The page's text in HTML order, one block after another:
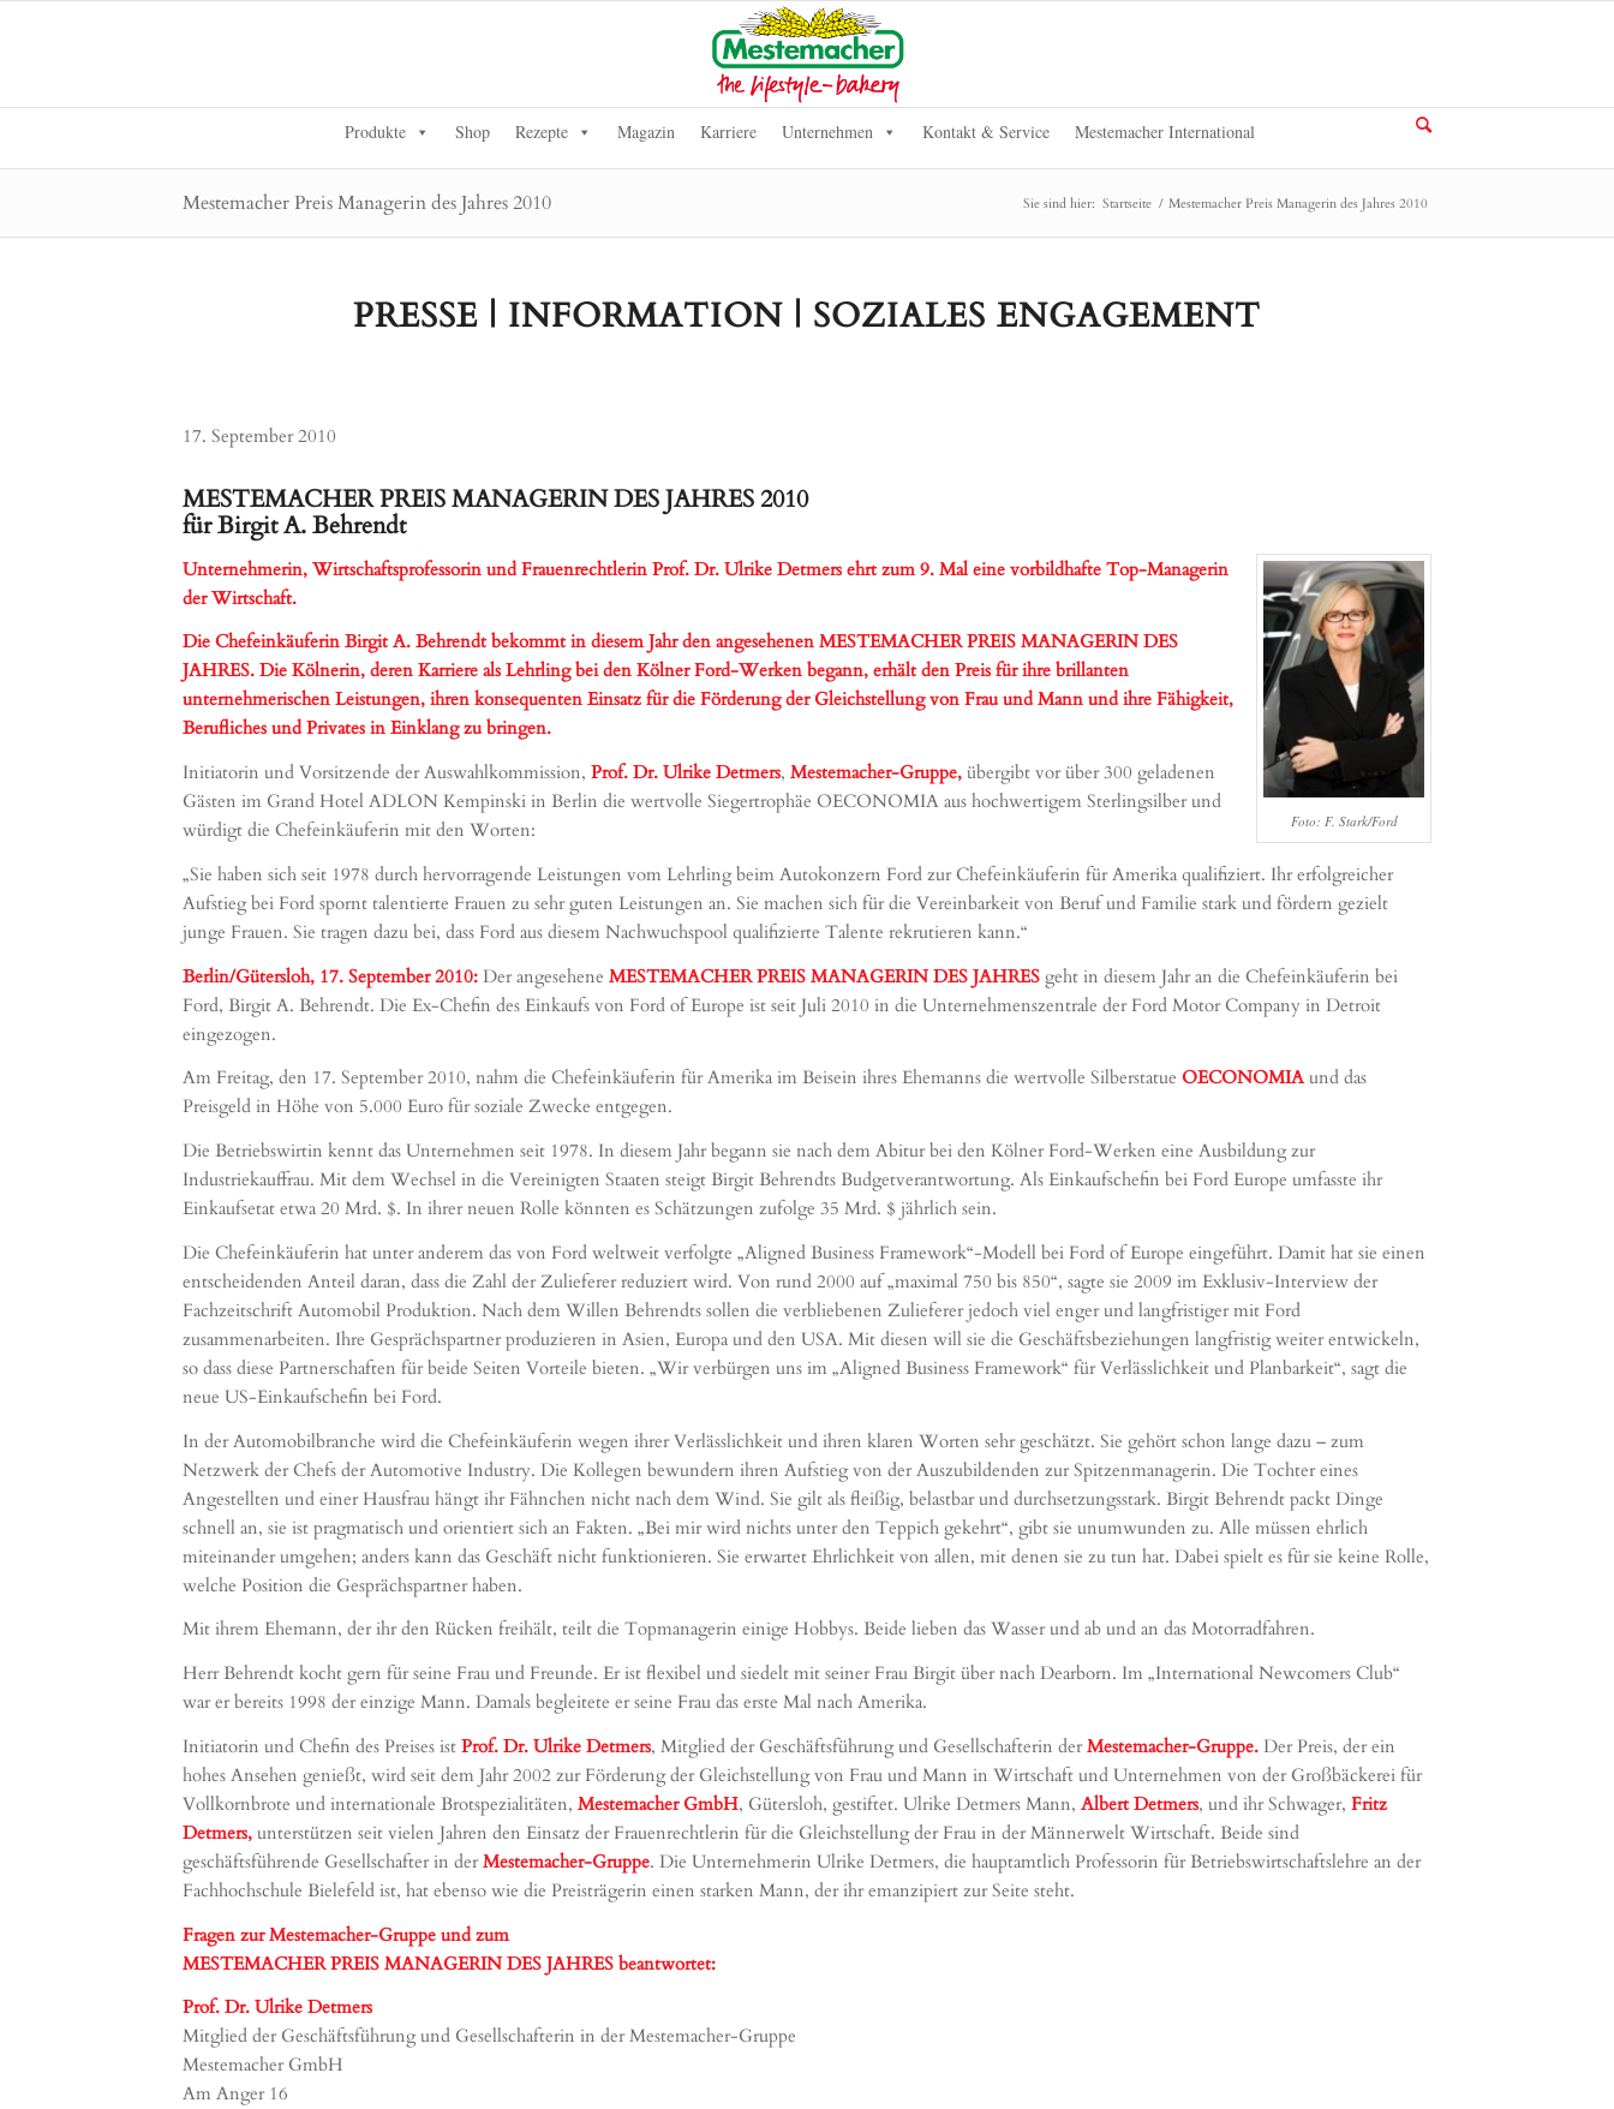
Produkte Shop Rezepte Magazin Karriere Unternehmen Kontakt & Service Mestemacher International
Mestemacher Preis Managerin des Jahres 2010 Sie sind hier: Startseite / Mestemacher Preis Managerin des Jahres 2010
PRESSE | INFORMATION | SOZIALES ENGAGEMENT
17. September 2010
MESTEMACHER PREIS MANAGERIN DES JAHRES 2010
für Birgit A. Behrendt
Foto: F. Stark/Ford
Unternehmerin, Wirtschaftsprofessorin und Frauenrechtlerin Prof. Dr. Ulrike Detmers ehrt zum 9. Mal eine vorbildhafte Top-Managerin
der Wirtschaft.
Die Chefeinkäuferin Birgit A. Behrendt bekommt in diesem Jahr den angesehenen MESTEMACHER PREIS MANAGERIN DES
JAHRES. Die Kölnerin, deren Karriere als Lehrling bei den Kölner Ford-Werken begann, erhält den Preis für ihre brillanten
unternehmerischen Leistungen, ihren konsequenten Einsatz für die Förderung der Gleichstellung von Frau und Mann und ihre Fähigkeit,
Berufliches und Privates in Einklang zu bringen.
Initiatorin und Vorsitzende der Auswahlkommission, Prof. Dr. Ulrike Detmers, Mestemacher-Gruppe, übergibt vor über 300 geladenen
Gästen im Grand Hotel ADLON Kempinski in Berlin die wertvolle Siegertrophäe OECONOMIA aus hochwertigem Sterlingsilber und
würdigt die Chefeinkäuferin mit den Worten:
„Sie haben sich seit 1978 durch hervorragende Leistungen vom Lehrling beim Autokonzern Ford zur Chefeinkäuferin für Amerika qualifiziert. Ihr erfolgreicher
Aufstieg bei Ford spornt talentierte Frauen zu sehr guten Leistungen an. Sie machen sich für die Vereinbarkeit von Beruf und Familie stark und fördern gezielt
junge Frauen. Sie tragen dazu bei, dass Ford aus diesem Nachwuchspool qualifizierte Talente rekrutieren kann.“
Berlin/Gütersloh, 17. September 2010: Der angesehene MESTEMACHER PREIS MANAGERIN DES JAHRES geht in diesem Jahr an die Chefeinkäuferin bei
Ford, Birgit A. Behrendt. Die Ex-Chefin des Einkaufs von Ford of Europe ist seit Juli 2010 in die Unternehmenszentrale der Ford Motor Company in Detroit
eingezogen.
Am Freitag, den 17. September 2010, nahm die Chefeinkäuferin für Amerika im Beisein ihres Ehemanns die wertvolle Silberstatue OECONOMIAund das
Preisgeld in Höhe von 5.000 Euro für soziale Zwecke entgegen.
Die Betriebswirtin kennt das Unternehmen seit 1978. In diesem Jahr begann sie nach dem Abitur bei den Kölner Ford-Werken eine Ausbildung zur
Industriekauffrau. Mit dem Wechsel in die Vereinigten Staaten steigt Birgit Behrendts Budgetverantwortung. Als Einkaufschefin bei Ford Europe umfasste ihr
Einkaufsetat etwa 20 Mrd. $. In ihrer neuen Rolle könnten es Schätzungen zufolge 35 Mrd. $ jährlich sein.
Die Chefeinkäuferin hat unter anderem das von Ford weltweit verfolgte „Aligned Business Framework“-Modell bei Ford of Europe eingeführt. Damit hat sie einen
entscheidenden Anteil daran, dass die Zahl der Zulieferer reduziert wird. Von rund 2000 auf „maximal 750 bis 850“, sagte sie 2009 im Exklusiv-Interview der
Fachzeitschrift Automobil Produktion. Nach dem Willen Behrendts sollen die verbliebenen Zulieferer jedoch viel enger und langfristiger mit Ford
zusammenarbeiten. Ihre Gesprächspartner produzieren in Asien, Europa und den USA. Mit diesen will sie die Geschäftsbeziehungen langfristig weiter entwickeln,
so dass diese Partnerschaften für beide Seiten Vorteile bieten. „Wir verbürgen uns im „Aligned Business Framework“ für Verlässlichkeit und Planbarkeit“, sagt die
neue US-Einkaufschefin bei Ford.
In der Automobilbranche wird die Chefeinkäuferin wegen ihrer Verlässlichkeit und ihren klaren Worten sehr geschätzt. Sie gehört schon lange dazu – zum
Netzwerk der Chefs der Automotive Industry. Die Kollegen bewundern ihren Aufstieg von der Auszubildenden zur Spitzenmanagerin. Die Tochter eines
Angestellten und einer Hausfrau hängt ihr Fähnchen nicht nach dem Wind. Sie gilt als fleißig, belastbar und durchsetzungsstark. Birgit Behrendt packt Dinge
schnell an, sie ist pragmatisch und orientiert sich an Fakten. „Bei mir wird nichts unter den Teppich gekehrt“, gibt sie unumwunden zu. Alle müssen ehrlich
miteinander umgehen; anders kann das Geschäft nicht funktionieren. Sie erwartet Ehrlichkeit von allen, mit denen sie zu tun hat. Dabei spielt es für sie keine Rolle,
welche Position die Gesprächspartner haben.
Mit ihrem Ehemann, der ihr den Rücken freihält, teilt die Topmanagerin einige Hobbys. Beide lieben das Wasser und ab und an das Motorradfahren.
Herr Behrendt kocht gern für seine Frau und Freunde. Er ist flexibel und siedelt mit seiner Frau Birgit über nach Dearborn. Im „International Newcomers Club“
war er bereits 1998 der einzige Mann. Damals begleitete er seine Frau das erste Mal nach Amerika.
Initiatorin und Chefin des Preises ist Prof. Dr. Ulrike Detmers, Mitglied der Geschäftsführung und Gesellschafterin derMestemacher-Gruppe. Der Preis, der ein
hohes Ansehen genießt, wird seit dem Jahr 2002 zur Förderung der Gleichstellung von Frau und Mann in Wirtschaft und Unternehmen von der Großbäckerei für
Vollkornbrote und internationale Brotspezialitäten, Mestemacher GmbH, Gütersloh, gestiftet. Ulrike Detmers Mann, Albert Detmers, und ihr Schwager, Fritz
Detmers, unterstützen seit vielen Jahren den Einsatz der Frauenrechtlerin für die Gleichstellung der Frau in der Männerwelt Wirtschaft. Beide sind
geschäftsführende Gesellschafter in derMestemacher-Gruppe. Die Unternehmerin Ulrike Detmers, die hauptamtlich Professorin für Betriebswirtschaftslehre an der
Fachhochschule Bielefeld ist, hat ebenso wie die Preisträgerin einen starken Mann, der ihr emanzipiert zur Seite steht.
Fragen zur Mestemacher-Gruppe und zum
MESTEMACHER PREIS MANAGERIN DES JAHRES beantwortet:
Prof. Dr. Ulrike Detmers
Mitglied der Geschäftsführung und Gesellschafterin in der Mestemacher-Gruppe
Mestemacher GmbH
Am Anger 16